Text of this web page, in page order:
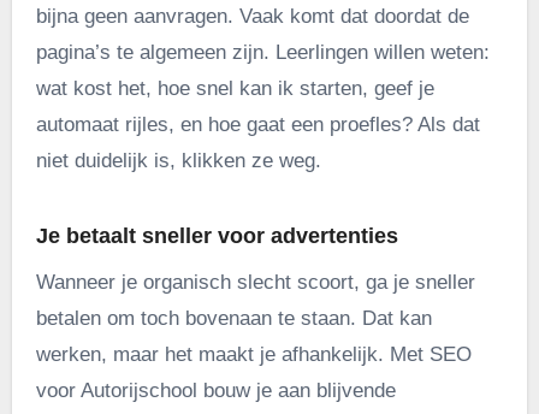
bijna geen aanvragen. Vaak komt dat doordat de
pagina’s te algemeen zijn. Leerlingen willen weten:
wat kost het, hoe snel kan ik starten, geef je
automaat rijles, en hoe gaat een proefles? Als dat
niet duidelijk is, klikken ze weg.
Je betaalt sneller voor advertenties
Wanneer je organisch slecht scoort, ga je sneller
betalen om toch bovenaan te staan. Dat kan
werken, maar het maakt je afhankelijk. Met SEO
voor Autorijschool bouw je aan blijvende